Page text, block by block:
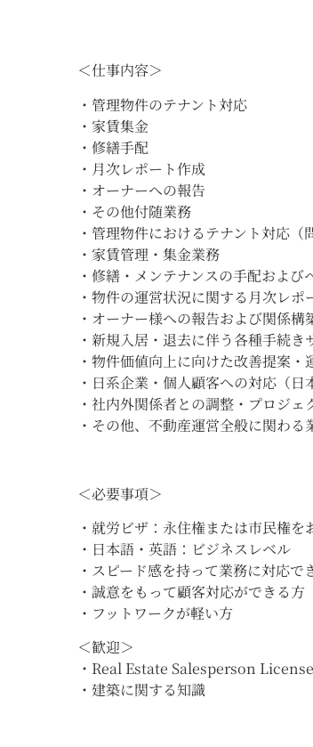
＜仕事内容＞
・管理物件のテナント対応
・家賃集金
・修繕手配
・月次レポート作成
・オーナーへの報告
・その他付随業務
・管理物件におけるテナント対応（
・家賃管理・集金業務
・修繕・メンテナンスの手配および
・物件の運営状況に関する月次レポ
・オーナー様への報告および関係構
・新規入居・退去に伴う各種手続き
・物件価値向上に向けた改善提案・
・日系企業・個人顧客への対応（日
・社内外関係者との調整・プロジェ
・その他、不動産運営全般に関わる
＜必要事項＞
・就労ビザ：永住権または市民権を
・日本語・英語：ビジネスレベル
・スピード感を持って業務に対応で
・誠意をもって顧客対応ができる方
・フットワークが軽い方
＜歓迎＞
・Real Estate Salesperson
・建築に関する知識